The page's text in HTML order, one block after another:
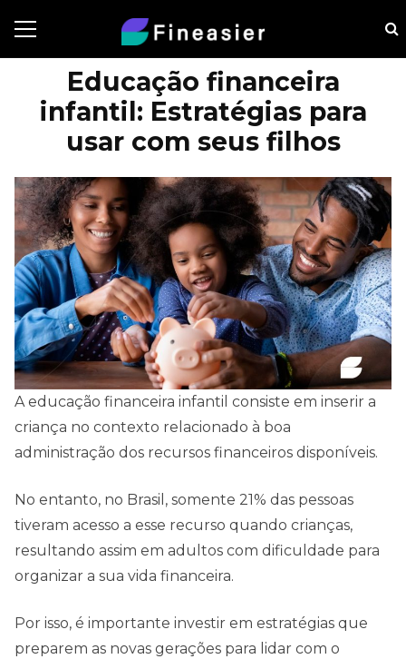
Educação financeira
infantil: Estratégias para
usar com seus filhos
A educação financeira infantil consiste em inserir a
criança no contexto relacionado à boa
administração dos recursos financeiros disponíveis.
No entanto, no Brasil, somente 21% das pessoas
tiveram acesso a esse recurso quando crianças,
resultando assim em adultos com dificuldade para
organizar a sua vida financeira.
Por isso, é importante investir em estratégias que
preparem as novas gerações para lidar com o